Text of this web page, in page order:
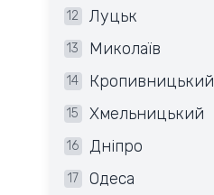
12 Луцьк
13 Миколаїв
14 Кропивницький
15 Хмельницький
16 Дніпро
17 Одеса